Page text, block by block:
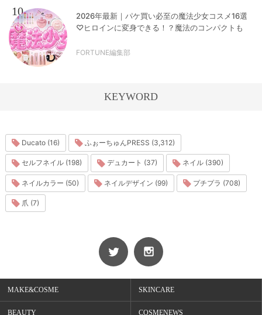
10
2026年最新｜パケ買い必至の魔法少女コスメ16選
♡ヒロインに変身できる！？魔法のコンパクトも
FORTUNE編集部
KEYWORD
Ducato (16) ふぉーちゅんPRESS (3,312)
セルフネイル (198) デュカート (37) ネイル (390)
ネイルカラー (50) ネイルデザイン (99) プチプラ (708)
爪 (7)
MAKE&COSME SKINCARE
BEAUTY COSMENEWS